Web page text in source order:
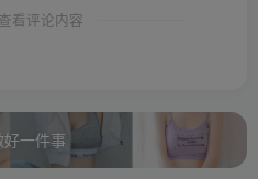
看评论内容
好一件事